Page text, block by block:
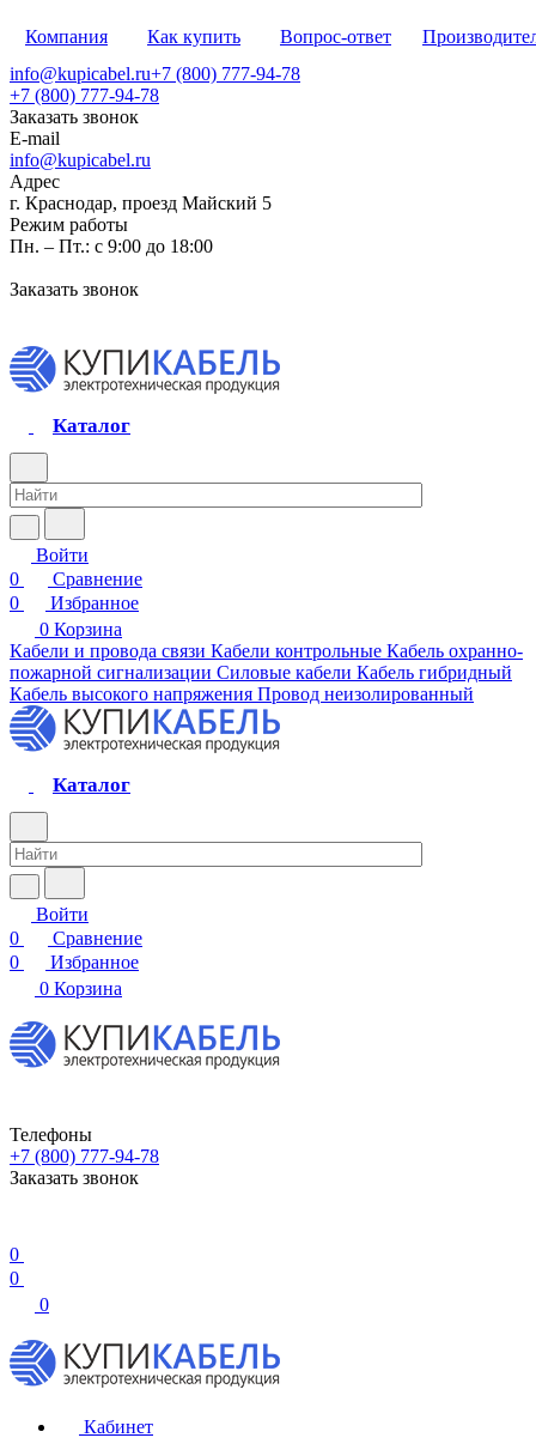
Компания Как купить Вопрос-ответ
info@kupicabel.ru+7 (800) 777-94-78
+7 (800) 777-94-78
Заказать звонок
E-mail
info@kupicabel.ru
Адрес
г. Краснодар, проезд Майский 5
Режим работы
Пн. – Пт.: с 9:00 до 18:00
Заказать звонок
Каталог
Войти
0
Сравнение
0
Избранное
0 Корзина
Кабели и провода связи Кабели контрольные Кабель охранно-
пожарной сигнализации Силовые кабели Кабель гибридный
Кабель высокого напряжения Провод неизолированный
Каталог
Войти
0
Сравнение
0
Избранное
0 Корзина
Телефоны
+7 (800) 777-94-78
Заказать звонок
0
0
0
Кабинет